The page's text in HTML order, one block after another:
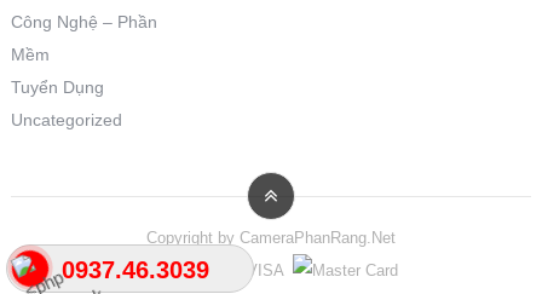
0937.46.3039
Công Nghệ – Phần
Mềm
Tuyển Dụng
Uncategorized
Copyright by CameraPhanRang.Net